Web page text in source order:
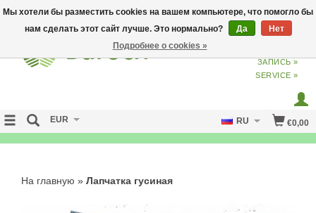
ВХОДИЗ
ЗАПИСЬ »
SERVICE »
€0,00
EUR RU
На главную » Лапчатка гусиная
Мы хотели бы разместить cookies на вашем компьютере, что помогло бы
нам сделать этот сайт лучше. Это нормально?
Да
Нет
Подробнее о cookies »